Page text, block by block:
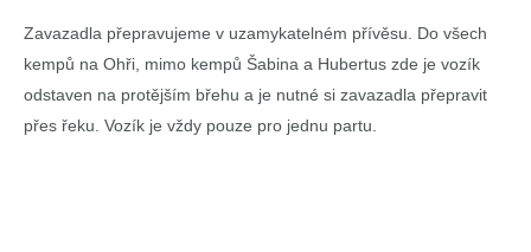
Zavazadla přepravujeme v uzamykatelném přívěsu. Do všech
kempů na Ohři, mimo kempů Šabina a Hubertus zde je vozík
odstaven na protějším břehu a je nutné si zavazadla přepravit
přes řeku. Vozík je vždy pouze pro jednu partu.